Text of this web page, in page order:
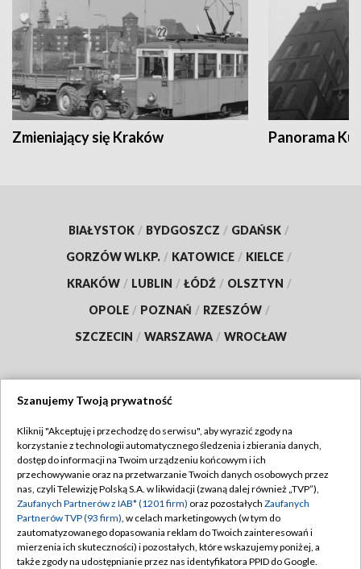
Zmieniający się Kraków Panorama
BIAŁYSTOK / BYDGOSZCZ / GDAŃSK /
GORZÓW WLKP. / KATOWICE / KIELCE /
KRAKÓW / LUBLIN / ŁÓDŹ / OLSZTYN /
OPOLE / POZNAŃ / RZESZÓW /
SZCZECIN / WARSZAWA / WROCŁAW
TVP
Abonament TVP
Emisja w TVP
Centrum informacji TVP
Naziemna Telewizja Cyfrowa
Regulamin TVP
Polityka prywatności
Moje zgody
Pomoc
Szanujemy Twoją prywatność
Kliknij "Akceptuję i przechodzę do serwisu", aby wyrazić zgody na
korzystanie z technologii automatycznego śledzenia i zbierania danych,
dostęp do informacji na Twoim urządzeniu końcowym i ich
przechowywanie oraz na przetwarzanie Twoich danych osobowych przez
nas, czyli Telewizję Polską S.A. w likwidacji (zwaną dalej również „TVP”),
Zaufanych Partnerów z IAB* (1201 firm) oraz pozostałych Zaufanych
Partnerów TVP (93 firm), w celach marketingowych (w tym do
zautomatyzowanego dopasowania reklam do Twoich zainteresowań i
mierzenia ich skuteczności) i pozostałych, które wskazujemy poniżej, a
także zgody na udostępnianie przez nas identyfikatora PPID do Google.